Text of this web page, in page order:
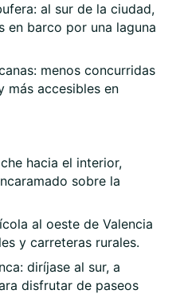
al sur de la ciudad,
en barco por una laguna
menos concurridas
más accesibles en
hacia el interior,
sobre la
al oeste de Valencia
y carreteras rurales.
diríjase al sur, a
disfrutar de paseos